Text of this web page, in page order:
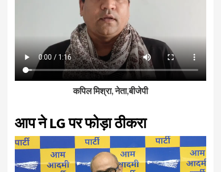
कपिल मिश्रा, नेता,बीजेपी
आप ने LG पर फोड़ा ठीकरा